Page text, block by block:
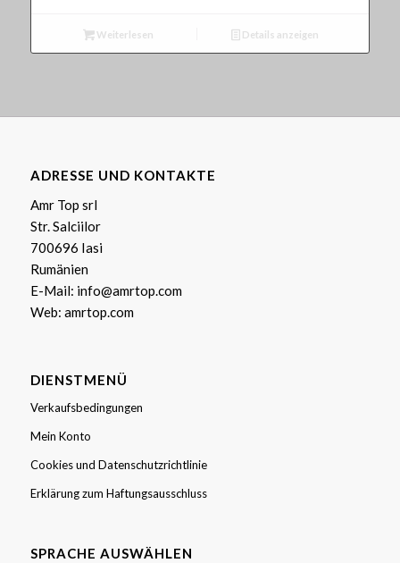
Weiterlesen Details anzeigen
ADRESSE UND KONTAKTE
Amr Top srl
Str. Salciilor
700696 Iasi
Rumänien
E-Mail: info@amrtop.com
Web: amrtop.com
DIENSTMENÜ
Verkaufsbedingungen
Mein Konto
Cookies und Datenschutzrichtlinie
Erklärung zum Haftungsausschluss
SPRACHE AUSWÄHLEN